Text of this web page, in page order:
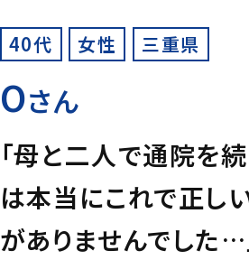
40代 女性 三重県
Oさん
「母と二人で通院を
は本当にこれで正し
がありませんでした…